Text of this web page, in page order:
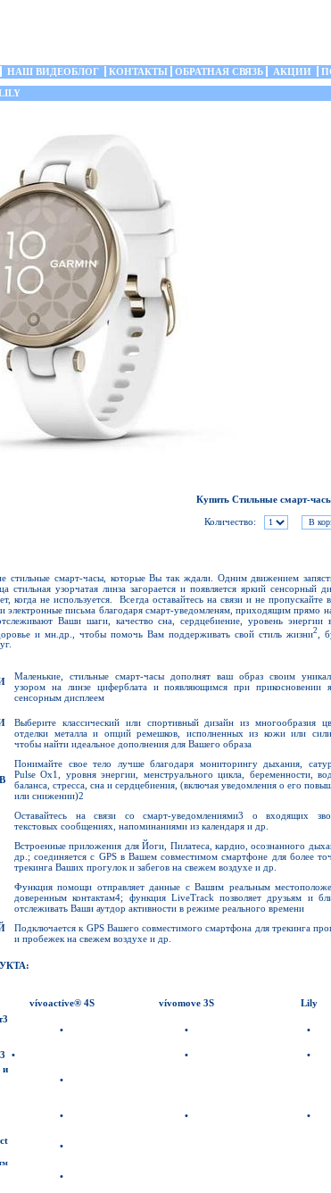
НАШ ВИДЕОБЛОГ КОНТАКТЫ ОБРАТНАЯ СВЯЗЬ АКЦИИ
Купить Стильные смарт-
Количество:
стильные смарт-часы, которые Вы так ждали. Одним движением
стильная узорчатая линза загорается и появляется яркий сенсорный
когда не используется. Всегда оставайтесь на связи и не пропускайте
электронные письма благодаря смарт-уведомленям, приходящим прямо
Ваши шаги, качество сна, сердцебиение, уровень энергии
и мн.др., чтобы помочь Вам поддерживать свой стиль жизни2
,
Маленькие, стильные смарт-часы дополнят ваш образ своим
узором на линзе циферблата и появляющимся при прикосновении
сенсорным дисплеем
Выберите классический или спортивный дизайн из многообразия
отделки металла и опций ремешков, исполненных из кожи или
чтобы найти идеальное дополнения для Вашего образа
Понимайте свое тело лучше благодаря мониторингу дыхания,
Pulse Ox1, уровня энергии, менструального цикла, беременности,
баланса, стресса, сна и сердцебиения, (включая уведомления о его
или снижении)2
Оставайтесь на связи со смарт-уведомлениями3 о входящих
текстовых сообщениях, напоминаниями из календаря и др.
Встроенные приложения для Йоги, Пилатеса, кардио, осознанного
др.; соединяется с GPS в Вашем совместимом смартфоне для более
трекинга Ваших прогулок и забегов на свежем воздухе и др.
Функция помощи отправляет данные с Вашим реальным
доверенным контактам4; функция LiveTrack позволяет друзьям и
отслеживать Ваши аутдор активности в режиме реального времени
Подключается к GPS Вашего совместимого смартфона для трекинга
и пробежек на свежем воздухе и др.
vívoactive® 4S vívomove 3S
Lily
3
• • •
3 • •
•
•
• • •
•
•